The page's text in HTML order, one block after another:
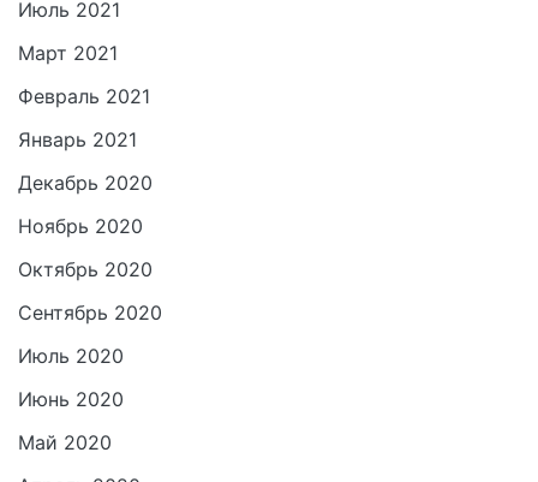
Июль 2021
Март 2021
Февраль 2021
Январь 2021
Декабрь 2020
Ноябрь 2020
Октябрь 2020
Сентябрь 2020
Июль 2020
Июнь 2020
Май 2020